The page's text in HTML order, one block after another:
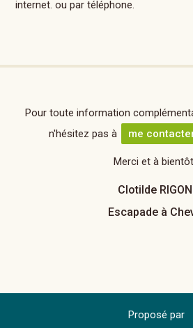
internet. ou par téléphone.
Pour toute information
n'hésitez pas à
me
Merci et à
Clotilde
Escapade à
Proposé par